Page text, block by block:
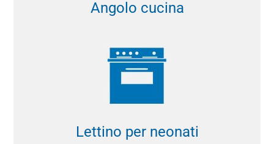
Angolo cucina
Lettino per neonati